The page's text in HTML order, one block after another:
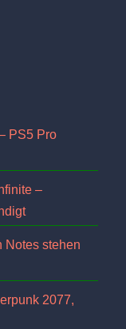
PS5 Pro
–
Notes stehen
2077,